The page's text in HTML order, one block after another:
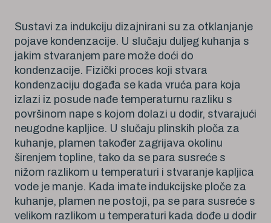
Sustavi za indukciju dizajnirani su za otklanjanje
pojave kondenzacije. U slučaju duljeg kuhanja s
jakim stvaranjem pare može doći do
kondenzacije. Fizički proces koji stvara
kondenzaciju događa se kada vruća para koja
izlazi iz posude nađe temperaturnu razliku s
površinom nape s kojom dolazi u dodir, stvarajući
neugodne kapljice. U slučaju plinskih ploča za
kuhanje, plamen također zagrijava okolinu
širenjem topline, tako da se para susreće s
nižom razlikom u temperaturi i stvaranje kapljica
vode je manje. Kada imate indukcijske ploče za
kuhanje, plamen ne postoji, pa se para susreće s
velikom razlikom u temperaturi kada dođe u dodir